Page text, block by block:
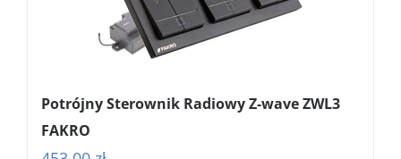
Potrójny Sterownik Radiowy Z-wave ZWL3
FAKRO